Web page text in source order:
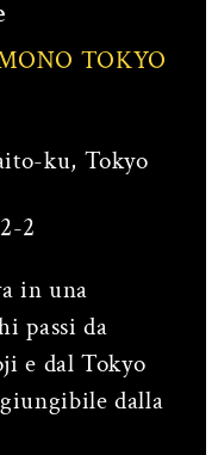
TOKYO
ku, Tokyo
2
in una
passi da
e dal Tokyo
dalla